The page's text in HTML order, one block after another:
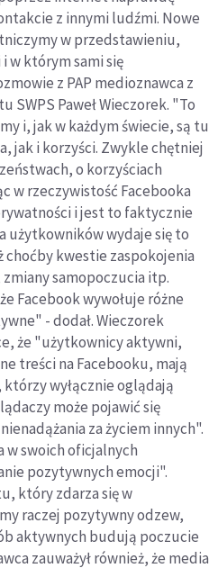
z innymi ludźmi. Nowe
w przedstawieniu,
w którym sami się
z PAP medioznawca z
SWPS Paweł Wieczorek. "To
i, jak w każdym świecie, są tu
jak i korzyści. Zwykle chętniej
o korzyściach
w rzeczywistość Facebooka
i jest to faktycznie
użytkowników wydaje się to
choćby kwestie zaspokojenia
samopoczucia itp.
Facebook wywołuje różne
- dodał. Wieczorek
że "użytkownicy aktywni,
treści na Facebooku, mają
wyłącznie oglądają
może pojawić się
za życiem innych".
w swoich oficjalnych
pozytywnych emocji".
który zdarza się w
raczej pozytywny odzew,
aktywnych budują poczucie
zauważył również, że media